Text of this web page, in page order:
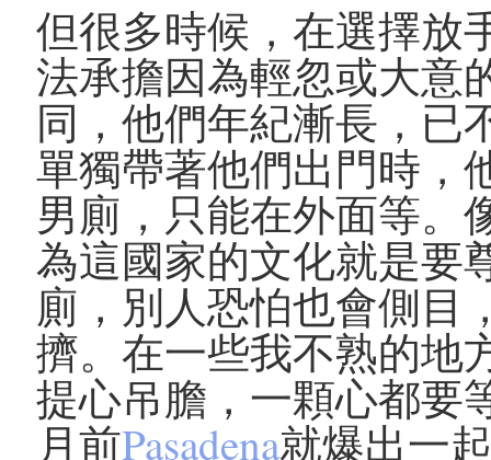
但很多時候，在選擇放
法承擔因為輕忽或大意
同，他們年紀漸長，已
單獨帶著他們出門時，
男廁，只能在外面等。
為這國家的文化就是要
廁，別人恐怕也會側目
擠。在一些我不熟的地
提心吊膽，一顆心都要
月前Pasadena就爆出一